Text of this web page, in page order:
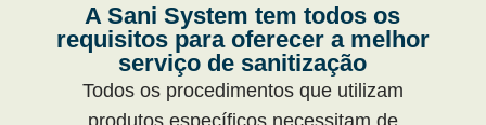
A Sani System tem todos os
requisitos para oferecer a melhor
serviço de sanitização
Todos os procedimentos que utilizam
produtos específicos necessitam de